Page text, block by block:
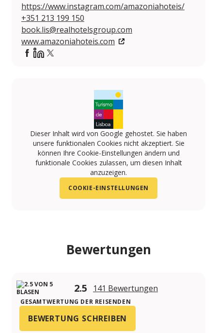
https://www.instagram.com/amazoniahoteis/
+351 213 199 150
book.lis@realhotelsgroup.com
www.amazoniahoteis.com
Dieser Inhalt wird von Google gehostet. Sie haben
unsere funktionalen Cookies nicht akzeptiert. Sie
können Ihre Cookie-Einstellungen ändern und
funktionale Cookies zulassen, um diesen Inhalt
anzuzeigen.
COOKIE-EINSTELLUNGEN
Bewertungen
2.5 141 Bewertungen
GESAMTWERTUNG DER REISENDEN
BEWERTUNG SCHREIBEN